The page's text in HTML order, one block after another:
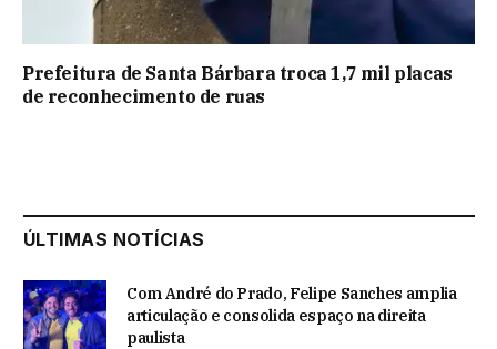
Prefeitura de Santa Bárbara troca 1,7 mil placas
de reconhecimento de ruas
ÚLTIMAS NOTÍCIAS
Com André do Prado, Felipe Sanches amplia
articulação e consolida espaço na direita
paulista